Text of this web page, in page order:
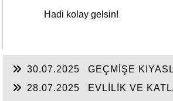
Hadi kolay gelsin!
30.07.2025
GEÇMİŞE
28.07.2025
EVLİLİK VE